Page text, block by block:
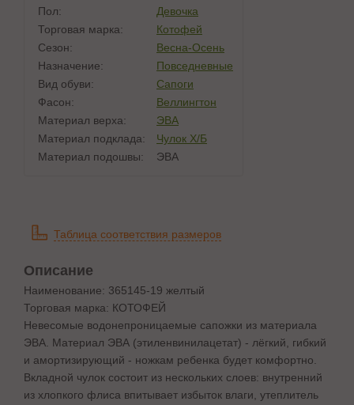
Пол:
Девочка
Торговая марка:
Котофей
Сезон:
Весна-Осень
Назначение:
Повседневные
Вид обуви:
Сапоги
Фасон:
Веллингтон
Материал верха:
ЭВА
Материал подклада:
Чулок Х/Б
Материал подошвы:
ЭВА
Таблица соответствия размеров
Описание
Наименование: 365145-19 желтый
Торговая марка: КОТОФЕЙ
Невесомые водонепроницаемые сапожки из материала
ЭВА. Материал ЭВА (этиленвинилацетат) - лёгкий, гибкий
и амортизирующий - ножкам ребенка будет комфортно.
Вкладной чулок состоит из нескольких слоев: внутренний
из хлопкого флиса впитывает избыток влаги, утеплитель